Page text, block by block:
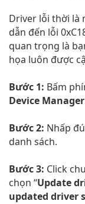
Driver lỗi thời là
dẫn đến lỗi
quan trọng là
họa luôn được
Bước 1: Bấm
Device Manager
Bước 2: Nhấp
danh sách.
Bước 3: Click
chọn “Update
updated driver